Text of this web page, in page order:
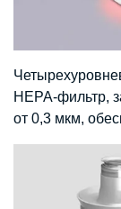
HEPA-фильтр,
от 0,3 мкм,